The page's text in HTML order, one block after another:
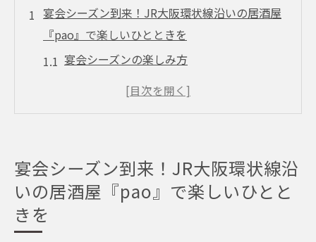
宴会シーズン到来！JR大阪環状線沿いの居酒屋
『pao』で楽しいひとときを
宴会シーズンの楽しみ方
居酒屋『pao』推薦メニュー
居酒屋『pao』の特典情報
季節限定のイベント
新鮮食材の絶品料理が魅力的！居酒屋『pao』
宴会シーズン到来！JR大阪環状線沿
いの居酒屋『pao』で楽しいひとと
きを